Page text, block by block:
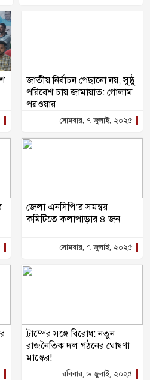
জাতীয় নির্বাচন পেছানো নয়, সুষ্ঠু
পরিবেশ চায় জামায়াত: গোলাম
পরওয়ার
সোমবার, ৭ জুলাই, ২০২৫
জেলা এনসিপি’র সমন্বয়
কমিটিতে কলাপাড়ার ৪ জন
সোমবার, ৭ জুলাই, ২০২৫
ট্রাম্পের সঙ্গে বিরোধ: নতুন
রাজনৈতিক দল গঠনের ঘোষণা
মাস্কের!
রবিবার, ৬ জুলাই, ২০২৫